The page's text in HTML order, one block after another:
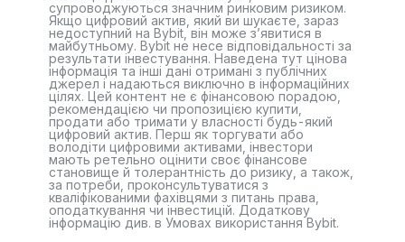
супроводжуються значним ринковим ризиком.
Якщо цифровий актив, який ви шукаєте, зараз
недоступний на Bybit, він може з’явитися в
майбутньому. Bybit не несе відповідальності за
результати інвестування. Наведена тут цінова
інформація та інші дані отримані з публічних
джерел і надаються виключно в інформаційних
цілях. Цей контент не є фінансовою порадою,
рекомендацією чи пропозицією купити,
продати або тримати у власності будь-який
цифровий актив. Перш як торгувати або
володіти цифровими активами, інвестори
мають ретельно оцінити своє фінансове
становище й толерантність до ризику, а також,
за потреби, проконсультуватися з
кваліфікованими фахівцями з питань права,
оподаткування чи інвестицій. Додаткову
інформацію див. в Умовах використання Bybit.